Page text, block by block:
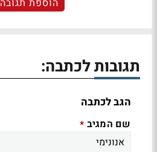
הוספת תגובה
תגובות לכתבה:
הגב לכתבה
שם המגיב *